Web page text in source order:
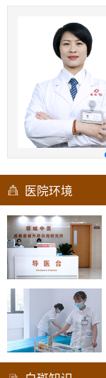
医院环境